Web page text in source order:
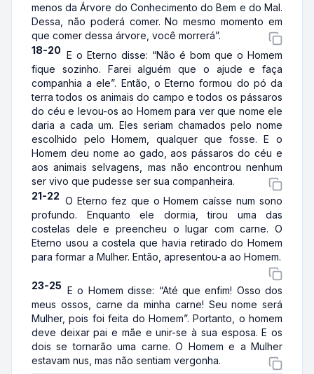
menos da Árvore do Conhecimento do Bem e do Mal.
Dessa, não poderá comer. No mesmo momento em
que comer dessa árvore, você morrerá”.
18-20 E o Eterno disse: “Não é bom que o Homem
fique sozinho. Farei alguém que o ajude e faça
companhia a ele”. Então, o Eterno formou do pó da
terra todos os animais do campo e todos os pássaros
do céu e levou-os ao Homem para ver que nome ele
daria a cada um. Eles seriam chamados pelo nome
escolhido pelo Homem, qualquer que fosse. E o
Homem deu nome ao gado, aos pássaros do céu e
aos animais selvagens, mas não encontrou nenhum
ser vivo que pudesse ser sua companheira.
21-22 O Eterno fez que o Homem caísse num sono
profundo. Enquanto ele dormia, tirou uma das
costelas dele e preencheu o lugar com carne. O
Eterno usou a costela que havia retirado do Homem
para formar a Mulher. Então, apresentou-a ao Homem.
23-25 E o Homem disse: “Até que enfim! Osso dos
meus ossos, carne da minha carne! Seu nome será
Mulher, pois foi feita do Homem”. Portanto, o homem
deve deixar pai e mãe e unir-se à sua esposa. E os
dois se tornarão uma carne. O Homem e a Mulher
estavam nus, mas não sentiam vergonha.